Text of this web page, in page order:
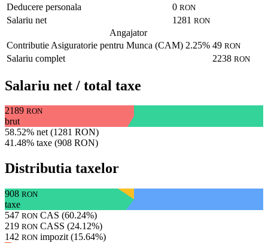
Deducere personala 0 RON
Salariu net 1281 RON
Angajator
Contributie Asiguratorie pentru Munca (CAM) 2.25% 49 RON
Salariu complet 2238 RON
Salariu net / total taxe
2189 RON
brut
58.52% net (1281 RON)
41.48% taxe (908 RON)
Distributia taxelor
908 RON
taxe
547 RON CAS (60.24%)
219 RON CASS (24.12%)
142 RON impozit (15.64%)